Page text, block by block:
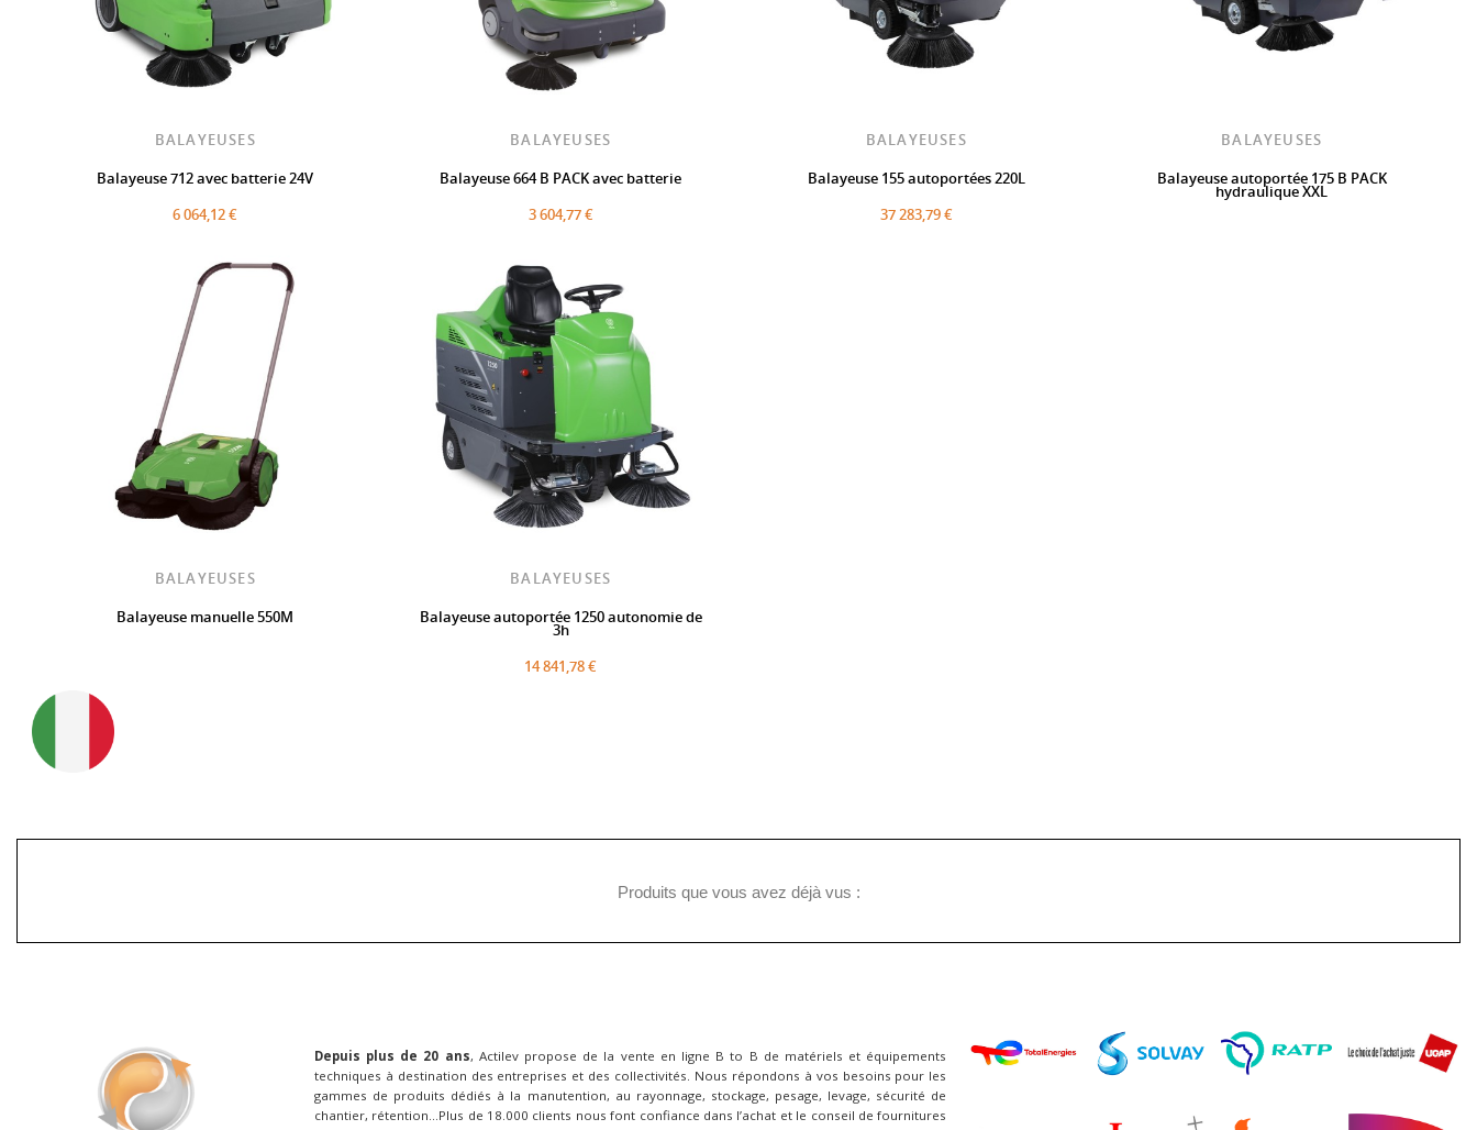
BALAYEUSES
Balayeuse 712 avec batterie 24V
6 064,12 €
BALAYEUSES
Balayeuse 664 B PACK avec batterie
3 604,77 €
BALAYEUSES
Balayeuse 155 autoportées 220L
37 283,79 €
BALAYEUSES
Balayeuse autoportée 175 B PACK
hydraulique XXL
BALAYEUSES
Balayeuse manuelle 550M
BALAYEUSES
Balayeuse autoportée 1250 autonomie de
3h
14 841,78 €
Produits que vous avez déjà vus :
Depuis plus de 20 ans, Actilev propose de la vente en ligne B to B de matériels et équipements
techniques à destination des entreprises et des collectivités. Nous répondons à vos besoins pour les
gammes de produits dédiés à la manutention, au rayonnage, stockage, pesage, levage, sécurité de
chantier, rétention...Plus de 18.000 clients nous font confiance dans l’achat et le conseil de fournitures